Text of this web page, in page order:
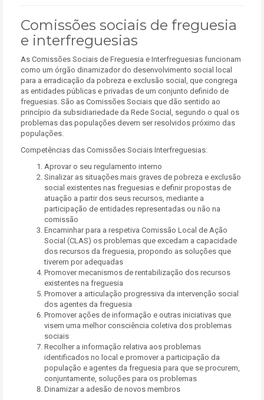
Comissões sociais de freguesia
e interfreguesias
As Comissões Sociais de Freguesia e Interfreguesias funcionam
como um órgão dinamizador do desenvolvimento social local
para a erradicação da pobreza e exclusão social, que congrega
as entidades públicas e privadas de um conjunto definido de
freguesias. São as Comissões Sociais que dão sentido ao
princípio da subsidiariedade da Rede Social, segundo o qual os
problemas das populações devem ser resolvidos próximo das
populações.
Competências das Comissões Sociais Interfreguesias:
Aprovar o seu regulamento interno
Sinalizar as situações mais graves de pobreza e exclusão
social existentes nas freguesias e definir propostas de
atuação a partir dos seus recursos, mediante a
participação de entidades representadas ou não na
comissão
Encaminhar para a respetiva Comissão Local de Ação
Social (CLAS) os problemas que excedam a capacidade
dos recursos da freguesia, propondo as soluções que
tiverem por adequadas
Promover mecanismos de rentabilização dos recursos
existentes na freguesia
Promover a articulação progressiva da intervenção social
dos agentes da freguesia
Promover ações de informação e outras iniciativas que
visem uma melhor consciência coletiva dos problemas
sociais
Recolher a informação relativa aos problemas
identificados no local e promover a participação da
população e agentes da freguesia para que se procurem,
conjuntamente, soluções para os problemas
Dinamizar a adesão de novos membros